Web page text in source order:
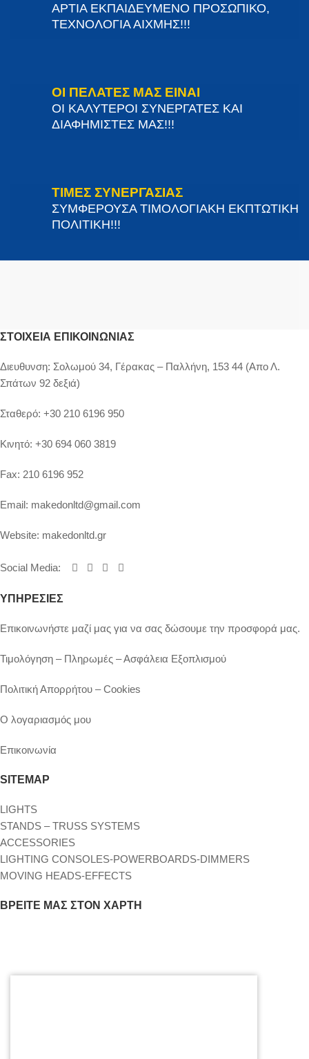
ΑΡΤΙΑ ΕΚΠΑΙΔΕΥΜΕΝΟ ΠΡΟΣΩΠΙΚΟ,
ΤΕΧΝΟΛΟΓΙΑ ΑΙΧΜΗΣ!!!
ΟΙ ΠΕΛΑΤΕΣ ΜΑΣ ΕΙΝΑΙ
ΟΙ ΚΑΛΥΤΕΡΟΙ ΣΥΝΕΡΓΑΤΕΣ ΚΑΙ
ΔΙΑΦΗΜΙΣΤΕΣ ΜΑΣ!!!
ΤΙΜΕΣ ΣΥΝΕΡΓΑΣΙΑΣ
ΣΥΜΦΕΡΟΥΣΑ ΤΙΜΟΛΟΓΙΑΚΗ ΕΚΠΤΩΤΙΚΗ
ΠΟΛΙΤΙΚΗ!!!
ΣΤΟΙΧΕΊΑ ΕΠΙΚΟΙΝΩΝΊΑΣ
Διευθυνση: Σολωμού 34, Γέρακας – Παλλήνη, 153 44 (Απο Λ.
Σπάτων 92 δεξιά)
Σταθερό: +30 210 6196 950
Κινητό: +30 694 060 3819
Fax: 210 6196 952
Email: makedonltd@gmail.com
Website: makedonltd.gr
Social Media:
ΥΠΗΡΕΣΙΕΣ
Επικοινωνήστε μαζί μας για να σας δώσουμε την προσφορά μας.
Τιμολόγηση – Πληρωμές – Ασφάλεια Εξοπλισμού
Πολιτική Απορρήτου – Cookies
Ο λογαριασμός μου
Επικοινωνία
SITEMAP
LIGHTS
STANDS – TRUSS SYSTEMS
ACCESSORIES
LIGHTING CONSOLES-POWERBOARDS-DIMMERS
MOVING HEADS-EFFECTS
ΒΡΕΊΤΕ ΜΑΣ ΣΤΟΝ ΧΆΡΤΗ